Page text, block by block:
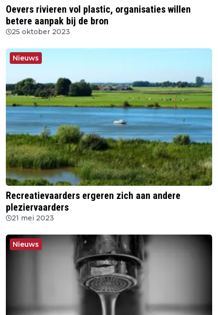
Oevers rivieren vol plastic, organisaties willen
betere aanpak bij de bron
25 oktober 2023
Nieuws
Recreatievaarders ergeren zich aan andere
pleziervaarders
21 mei 2023
Nieuws